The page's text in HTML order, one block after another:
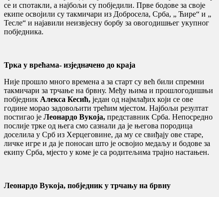
се и спотакли, а најбољи су побједили. Прве бодове за своје
екипе освојили су такмичари из Добросела, Срба, „ Ћире“ и „
Тесле“ и најавили неизвјесну борбу за овогодишњег укупног
побједника.
Трка у врећама- изједначено до краја
Није прошло много времена а за старт су већ били спремни
такмичари за трчање на брвну. Међу њима и прошлогодишњи
побједник Алекса Кесић, један од најмлађих који се ове
године морао задовољити трећим мјестом. Најбољи резултат
постигао је Леонардо Вукоја, представник Срба. Непосредно
послије трке од њега смо сазнали да је његова породица
доселила у Срб из Херцеговине, да му се свиђају ове старе,
личке игре и да је поносан што је освојио медаљу и бодове за
екипу Срба, мјесто у коме је са родитељима трајно настањен.
Леонардо Вукоја, побједник у трчању на брвну